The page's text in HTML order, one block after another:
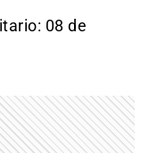
08 de